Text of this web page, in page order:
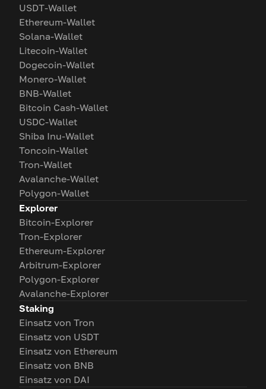
USDT-Wallet
Ethereum-Wallet
Solana-Wallet
Litecoin-Wallet
Dogecoin-Wallet
Monero-Wallet
BNB-Wallet
Bitcoin Cash-Wallet
USDC-Wallet
Shiba Inu-Wallet
Toncoin-Wallet
Tron-Wallet
Avalanche-Wallet
Polygon-Wallet
Explorer
Bitcoin-Explorer
Tron-Explorer
Ethereum-Explorer
Arbitrum-Explorer
Polygon-Explorer
Avalanche-Explorer
Staking
Einsatz von Tron
Einsatz von USDT
Einsatz von Ethereum
Einsatz von BNB
Einsatz von DAI